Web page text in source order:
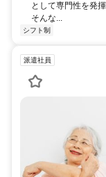
として専門性を発
そんな...
シフト制
派遣社員